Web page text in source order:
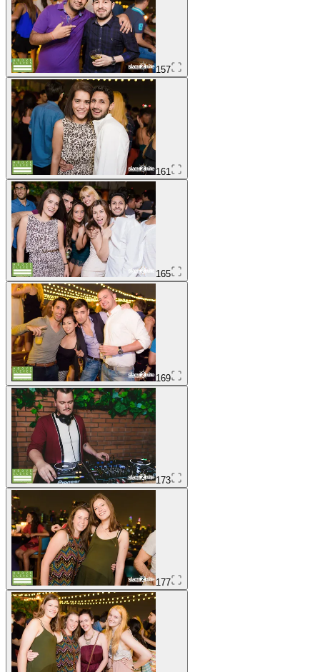
157
161
165
169
173
177